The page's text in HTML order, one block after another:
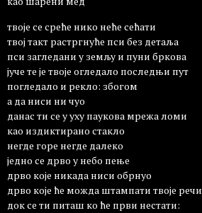
твоје се среће нико неће сећати
твој такт растргнуће пси без детаља
пси загледани у земљу и пуни бркова
јуче те је твоје огледало последњи пут
погледало и рекло: збогом
а да ниси ни чуо
данас ти се у уху паукова мрежа ломи
као издиктирано стакло
негде горе негде далеко
једно се дрво у небо пење
дрво које никада ниси обрнуо
дрво које ће можда штампати твоје речи
док се ти питаш ко ће први нестати: